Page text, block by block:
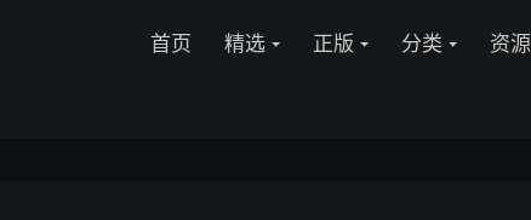
首页 精选 正版 分类 资源